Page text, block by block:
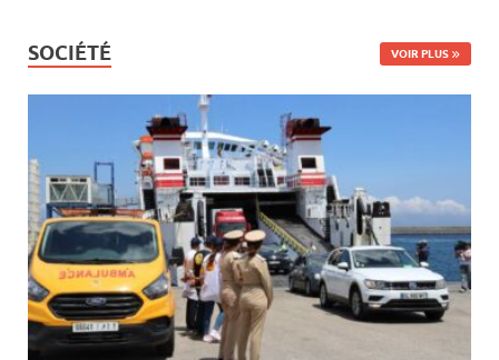
SOCIÉTÉ VOIR PLUS